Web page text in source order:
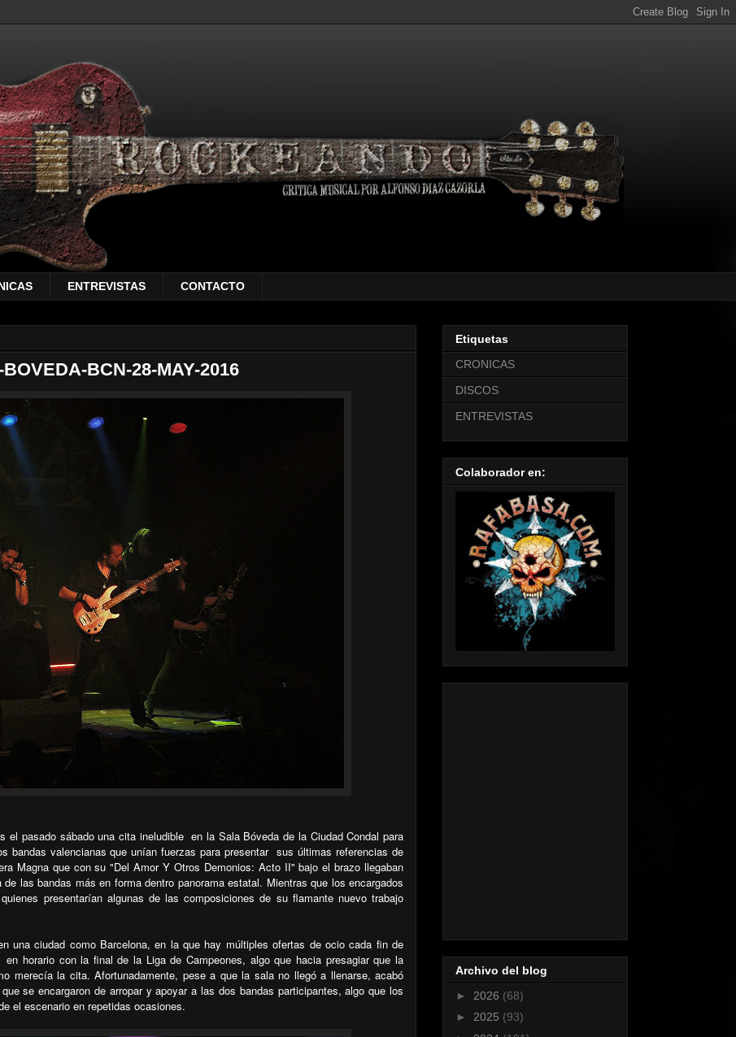
ENTREVISTAS CONTACTO
BCN-28-MAY-2016
el pasado sábado una cita ineludible en la Sala Bóveda de la Ciudad Condal para
bandas valencianas que unían fuerzas para presentar sus últimas referencias de
Magna que con su "Del Amor Y Otros Demonios: Acto II" bajo el brazo llegaban
las bandas más en forma dentro panorama estatal. Mientras que los encargados
presentarían algunas de las composiciones de su flamante nuevo trabajo
una ciudad como Barcelona, en la que hay múltiples ofertas de ocio cada fin de
en horario con la final de la Liga de Campeones, algo que hacia presagiar que la
merecía la cita. Afortunadamente, pese a que la sala no llegó a llenarse, acabó
se encargaron de arropar y apoyar a las dos bandas participantes, algo que los
el escenario en repetidas ocasiones.
Etiquetas
CRONICAS
DISCOS
ENTREVISTAS
Colaborador en:
Archivo del blog
► 2026 (68)
► 2025 (93)